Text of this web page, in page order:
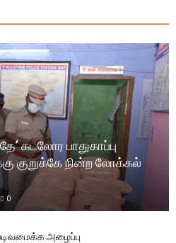
கடலோர பாதுகாப்பு
குறுக்கே நின்ற லோக்கல்
0
அழைப்பு